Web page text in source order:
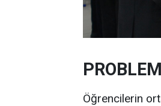
Öğrencilerin